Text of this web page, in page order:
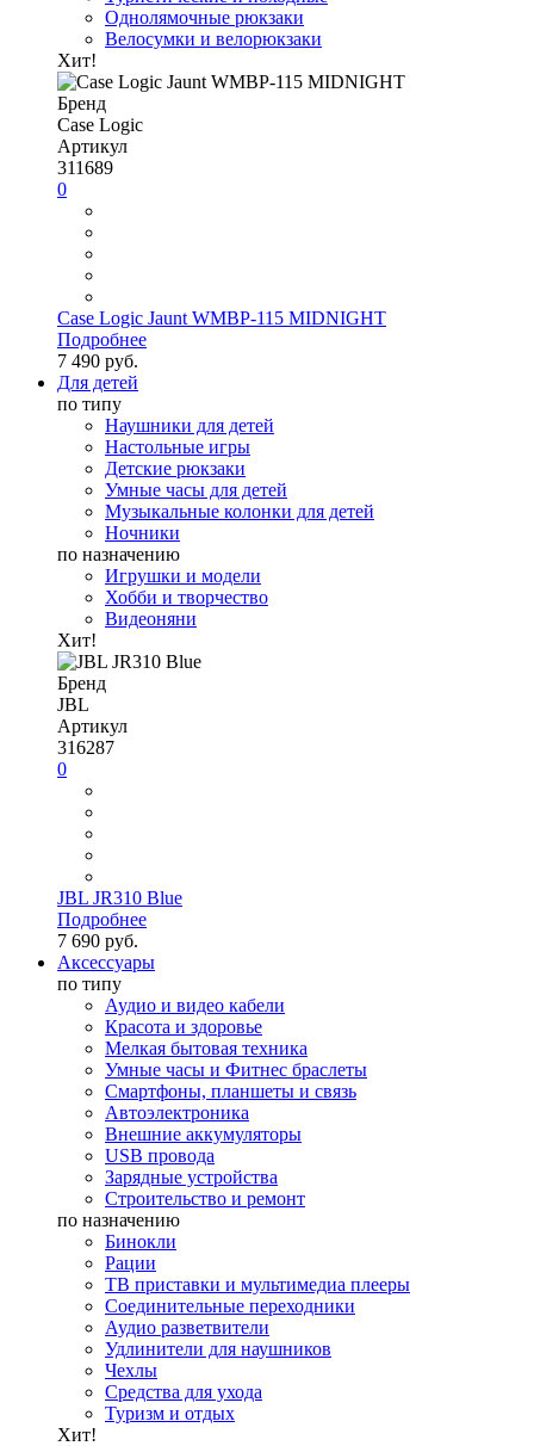
Однолямочные рюкзаки
Велосумки и велорюкзаки
Хит!
Бренд
Case Logic
Артикул
311689
0
Case Logic Jaunt WMBP-115 MIDNIGHT
Подробнее
7 490 руб.
Для детей
по типу
Наушники для детей
Настольные игры
Детские рюкзаки
Умные часы для детей
Музыкальные колонки для детей
Ночники
по назначению
Игрушки и модели
Хобби и творчество
Видеоняни
Хит!
Бренд
JBL
Артикул
316287
0
JBL JR310 Blue
Подробнее
7 690 руб.
Аксессуары
по типу
Аудио и видео кабели
Красота и здоровье
Мелкая бытовая техника
Умные часы и Фитнес браслеты
Смартфоны, планшеты и связь
Автоэлектроника
Внешние аккумуляторы
USB провода
Зарядные устройства
Строительство и ремонт
по назначению
Бинокли
Рации
ТВ приставки и мультимедиа плееры
Соединительные переходники
Аудио разветвители
Удлинители для наушников
Чехлы
Средства для ухода
Туризм и отдых
Хит!